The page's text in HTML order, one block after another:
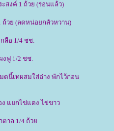
สงค์ 1 ถ้วย (ร่อนแล้ว)
ถ้วย (ลดหน่อยกลัวหวาน)
กลือ 1/4 ชช.
งฟู 1/2 ชช.
ดนี้เทผสมใส่อ่าง พักไว้ก่อน
ง แยกไข่แดง ไข่ขาว
ตาล 1/4 ถ้ว